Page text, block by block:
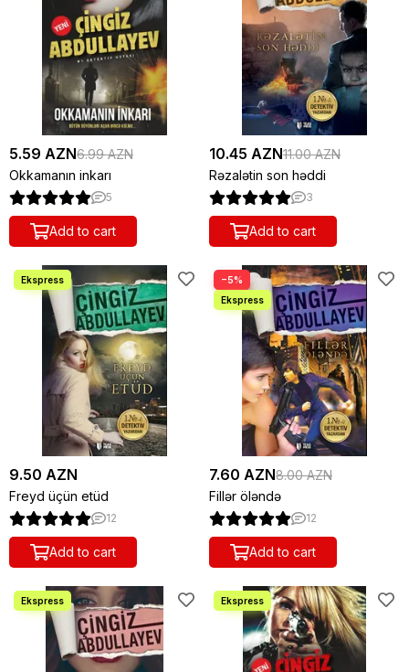
5.59 AZN6.99 AZN
Okkamanın inkarı
5
Add to cart
10.45 AZN11.00 AZN
Rəzalətin son həddi
3
Add to cart
9.50 AZN
Freyd üçün etüd
12
Add to cart
−5%
7.60 AZN8.00 AZN
Fillər öləndə
12
Add to cart